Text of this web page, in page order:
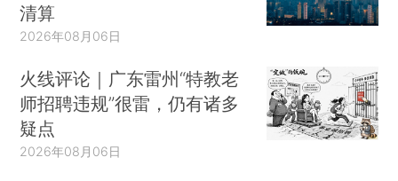
清算
2026年08月06日
火线评论｜广东雷州“特教老
师招聘违规”很雷，仍有诸多
疑点
2026年08月06日